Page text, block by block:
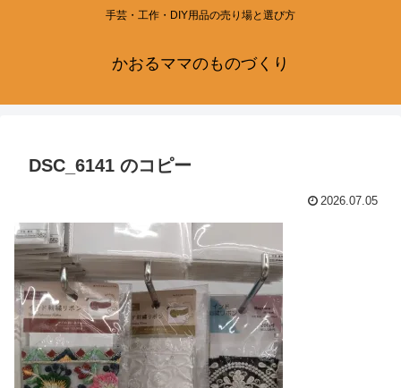
手芸・工作・DIY用品の売り場と選び方
かおるママのものづくり
DSC_6141 のコピー
2026.07.05